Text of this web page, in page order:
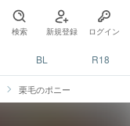
検索 新規登録 ログイン
BL R18
栗毛のポニー